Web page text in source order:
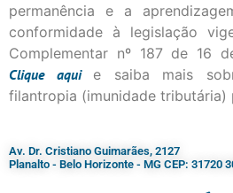
permanência e a
conformidade à legislação
Complementar nº 187 de 16
Cliqueaqui
e saiba mais
filantropia (imunidade tributária)
Av. Dr. Cristiano Guimarães, 2127
Planalto - Belo Horizonte - MG CEP: 31720